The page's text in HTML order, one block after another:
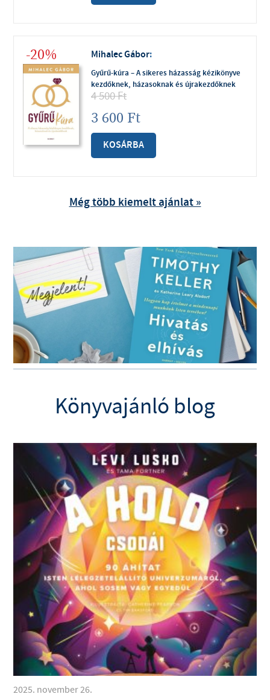
-20% Mihalec Gábor:
Gyűrű-kúra – A sikeres házasság kézikönyve
kezdőknek, házasoknak és újrakezdőknek
4 500Ft
3 600 Ft
KOSÁRBA
Még több kiemelt ajánlat »
Könyvajánló blog
2025. november 26.